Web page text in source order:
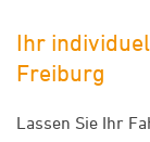
Ihr
Freiburg
Lassen Sie Ihr